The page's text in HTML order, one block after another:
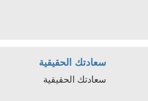
سعادتك الحقيقية
سعادتك الحقيقية